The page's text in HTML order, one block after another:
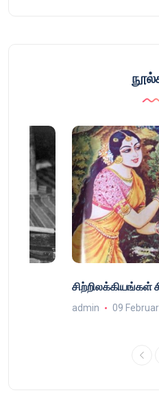
சிற்றிலக்கியங்கள்
admin 09